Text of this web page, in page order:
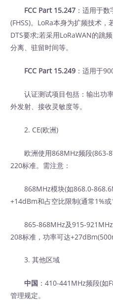
FCC Part 15.247 ：适用于
(FHSS)。LoRa本身为扩频技术
DTS要求;若采用LoRaWAN的跳
分离、驻留时间等。
FCC Part 15.249 ：适用于
认证测试项目包括：输出功率
外发射、接收灵敏度等。
2. CE(欧洲)
欧洲使用868MHz频段(863-
220标准。需注意：
868MHz模块(如868.0-
+14dBm和占空比限制(通常1%或
865-868MHz及915-921MHz
208标准，功率可达
3. 其他区域
中国 ：410-441MHz频段(如
管理规定。